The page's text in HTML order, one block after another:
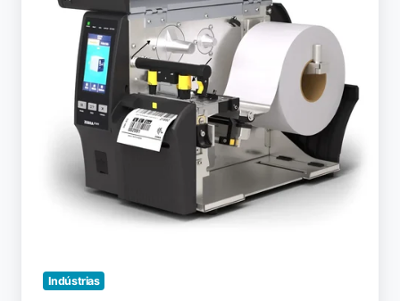
eficiência
Indústrias